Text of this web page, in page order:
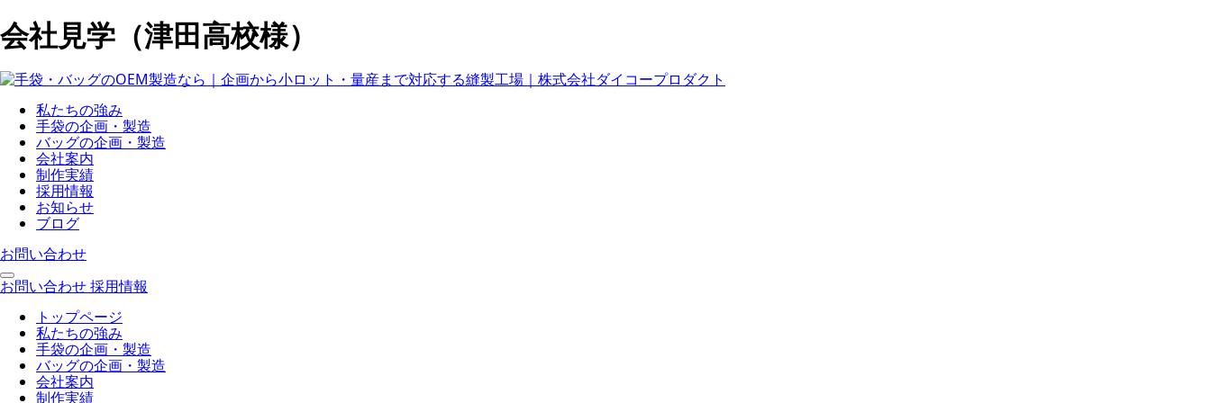
会社見学（津田高校様）
私たちの強み
手袋の企画・製造
バッグの企画・製造
会社案内
制作実績
採用情報
お知らせ
ブログ
お問い合わせ
お問い合わせ採用情報
トップページ
私たちの強み
手袋の企画・製造
バッグの企画・製造
会社案内
制作実績